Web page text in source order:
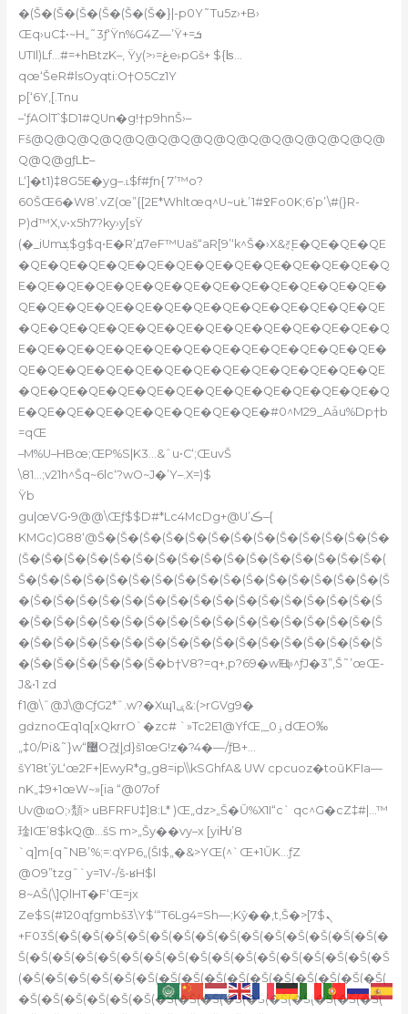
�(Š�(Š�(Š�(Š�(Š�(Š�}|-p0Y˜Tu5z›+B›
Œq›uC‡•~H„˜3ƒ‘Ÿn%G4Z—’Ÿ+=ܭ
UTIl)Lf…#=+hBtzK–‚ Ÿy(>›=غe˫pGš+ ${ʪ…
qœ‘ŠeRܳ#lsOyqti:O†O5Cz1Y
p[‘6Y,[.Tnu
–‘ƒAOlT՝$D1#QUn�g!†p9hnŠ›–
Fš@Q@Q@Q@Q@Q@Q@Q@Q@Q@Q@Q@Q@Q@Q@Q@
Q@Q@gƒLԷ–
L‘]�t1)‡8G5E�yg–.˪$f#ƒn{ 7’™o?
60ŠŒ6�W8’.vZ(œ”{[2E*Whltœq^U~uŁ’1#ߐFo0K;6’p’\#(}R-
P)d™X‚v•x5h7?ky›y[sŸ
(�_ iUmܮ$g$q•E�R’д7eF™Uaš“aR[9’‘k^Š�›X&ꣷ֭E�QE�QE�QE
�QE�QE�QE�QE�QE�QE�QE�QE�QE�QE�QE�QE�Q
E�QE�QE�QE�QE�QE�QE�QE�QE�QE�QE�QE�QE�
QE�QE�QE�QE�QE�QE�QE�QE�QE�QE�QE�QE�QE
�QE�QE�QE�QE�QE�QE�QE�QE�QE�QE�QE�QE�Q
E�QE�QE�QE�QE�QE�QE�QE�QE�QE�QE�QE�QE�
QE�QE�QE�QE�QE�QE�QE�QE�QE�QE�QE�QE�QE
�QE�QE�QE�QE�QE�QE�QE�QE�QE�QE�QE�QE�Q
E�QE�QE�QE�QE�QE�QE�QE�QE�#0^M29_Aǡu%Dp†b
=qŒ
–M%U–HBœ;ŒP%S|K3…&ˆu•C‘;ŒuvŠ
\81…;v21h^Šq~6lc‘?wO~J�’Y–.X=)$
Ÿb
gu|œVG•9@@\Œƒ$$D#*Lc4McDg+@U’ڪ–{
KMGc)G88‘@Š�(Š�(Š�(Š�(Š�(Š�(Š�(Š�(Š�(Š�(Š�(Š�(Š�
(Š�(Š�(Š�(Š�(Š�(Š�(Š�(Š�(Š�(Š�(Š�(Š�(Š�(Š�(Š�(Š�(
Š�(Š�(Š�(Š�(Š�(Š�(Š�(Š�(Š�(Š�(Š�(Š�(Š�(Š�(Š�(Š�(Š
�(Š�(Š�(Š�(Š�(Š�(Š�(Š�(Š�(Š�(Š�(Š�(Š�(Š�(Š�(Š�(Š
�(Š�(Š�(Š�(Š�(Š�(Š�(Š�(Š�(Š�(Š�(Š�(Š�(Š�(Š�(Š�(Š
�(Š�(Š�(Š�(Š�(Š�(Š�(Š�(Š�(Š�(Š�(Š�(Š�(Š�(Š�(Š�(Š
�(Š�(Š�(Š�(Š�(Š�(Š�b†V8?=q+,p?69�wҴH»^ƒJ�3”,Š˜’œŒ-
J&•1 zd
f1@\ˆ@J\@CƒG2*ˆ.w?�Xɰݷ1&:(>rGVg9�
gǳnoŒq1q[xQkrrO`�zc# `»Tc2E1@YfŒ,_0ۏdŒO‰
„‡0/Pi&˜}w“޴O걵ۣ|d}š1œG!z�?4�—/ƒB+…
šY18t’ӯL‘œ2F+|EwyR*g„g8=ip\\kSGhfA& UW cpcuoz�toũKFIa—
nK„‡9+1œW~»[ia “@07of
Uv@ҩO;›頹> uBFRFU‡]8:L* )Œ„dz>„Š�Ŭ%X1I“c` qc^G�cZ‡#|…™
琻IŒ’8$kQ@…šS m>„Šy��vy–x [yiǶ’8
`q]m{q˜NB’%;=:qYP6„(ŠI$„�&>YŒ(^`Œ+1ŬK…ƒZ
@O9”tzgˆ `y=1V-/š-ʁH$l
8~AŠ(\]ǪlHT�F‘Œ=jx
Ze$S(#120qƒgmbš3\Y$‘“T6Lg4=Sh—;Kŷ��‚t‚Š�>[ܢ$7
+F03Š(�Š(�Š(�Š(�Š(�Š(�Š(�Š(�Š(�Š(�Š(�Š(�Š(�Š(�Š(�
Š(�Š(�Š(�Š(�Š(�Š(�Š(�Š(�Š(�Š(�Š(�Š(�Š(�Š(�Š(�Š(�Š
(�Š(�Š(�Š(�Š(�Š(�Š(�Š(�Š(�Š(�Š(�Š(�Š(�Š(�Š(�Š(�Š(
�Š(�Š(�Š(�Š(�Š(�Š(�Š(�Š(�Š(�Š(�Š(�Š(�Š(�Š(�Š(�Š(